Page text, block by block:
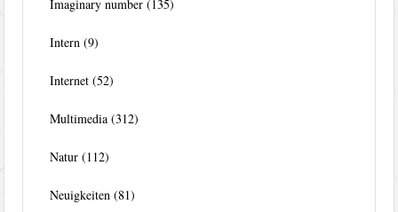
Imaginary number (135)
Intern (9)
Internet (52)
Multimedia (312)
Natur (112)
Neuigkeiten (81)